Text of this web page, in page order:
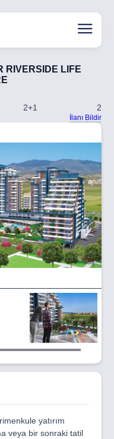
RIVERSIDE LIFE
2+1 2
İlanı Bildir
yatırım
veya bir sonraki tatil